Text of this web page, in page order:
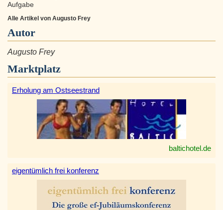
Aufgabe
Alle Artikel von Augusto Frey
Autor
Augusto Frey
Marktplatz
Erholung am Ostseestrand
baltichotel.de
eigentümlich frei konferenz